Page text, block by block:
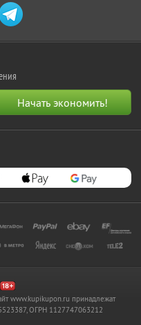
www.kupikupon.ru принадлежат
ОГРН 1127747063212